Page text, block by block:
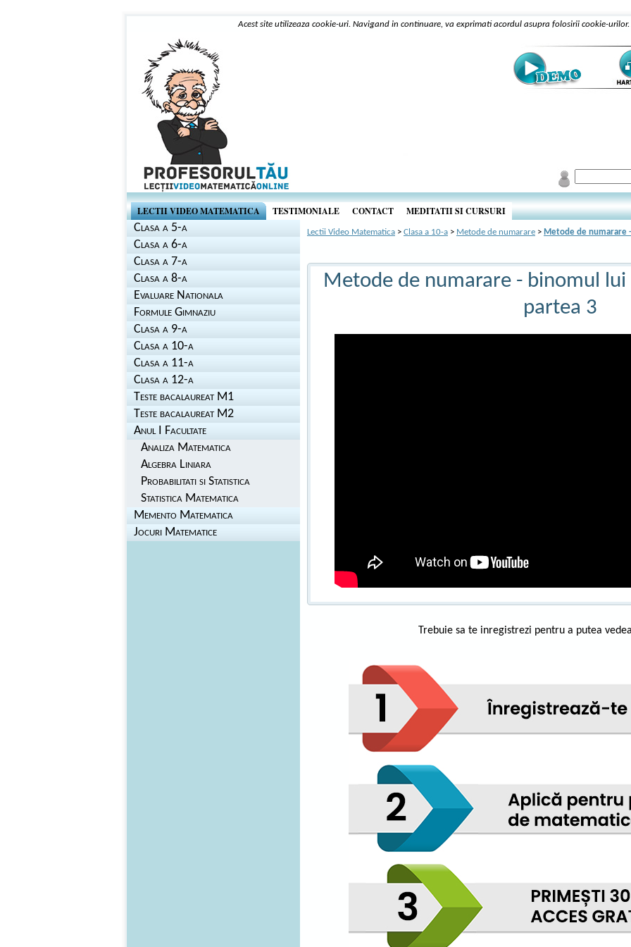
Acest site utilizeaza cookie-uri. Navigand in continuare, va exprimati acordul asupra folosirii cookie-
LECTII VIDEO MATEMATICA TESTIMONIALE CONTACT MEDITATII SI CURSURI
Clasa a 5-a
Clasa a 6-a
Clasa a 7-a
Clasa a 8-a
Evaluare Nationala
Formule Gimnaziu
Clasa a 9-a
Clasa a 10-a
Clasa a 11-a
Clasa a 12-a
Teste bacalaureat M1
Teste bacalaureat M2
Anul I Facultate
Analiza Matematica
Algebra Liniara
Probabilitati si Statistica
Statistica Matematica
Memento Matematica
Jocuri Matematice
Lectii Video Matematica > Clasa a 10-a > Metode de numarare > Metode de numarare
Metode de numarare - binomul
partea 3
Trebuie sa te inregistrezi pentru a putea